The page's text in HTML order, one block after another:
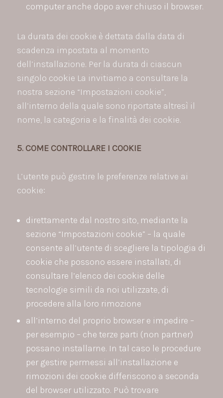
computer anche dopo aver chiuso il browser.
La durata dei cookie è dettata dalla data di
scadenza impostata al momento
dell’installazione. Per la durata di ciascun
singolo cookie La invitiamo a consultare la
nostra sezione “Impostazioni cookie”,
all’interno della quale sono riportate altresì il
nome, la categoria e la finalità dei cookie.
5. COME CONTROLLARE I COOKIE
L’utente può gestire le preferenze relative ai
cookie:
direttamente dal nostro sito, mediante la
sezione “Impostazioni cookie” – la quale
consente all’utente di scegliere la tipologia di
cookie che possono essere installati, di
consultare l’elenco dei cookie delle
tecnologie simili da noi utilizzate, di
procedere alla loro rimozione
all’interno del proprio browser e impedire –
per esempio – che terze parti (non partner)
possano installarne. In tal caso le procedure
per gestire permessi all’installazione e
rimozioni dei cookie differiscono a seconda
del browser utilizzato. Può trovare